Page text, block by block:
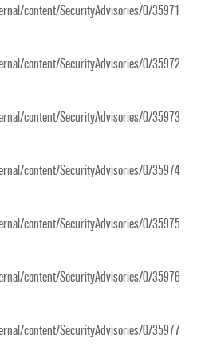
content/SecurityAdvisories/0/35971
content/SecurityAdvisories/0/35972
content/SecurityAdvisories/0/35973
content/SecurityAdvisories/0/35974
content/SecurityAdvisories/0/35975
content/SecurityAdvisories/0/35976
content/SecurityAdvisories/0/35977